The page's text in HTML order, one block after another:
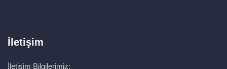
İletişim
İletişim Bilgilerimiz;